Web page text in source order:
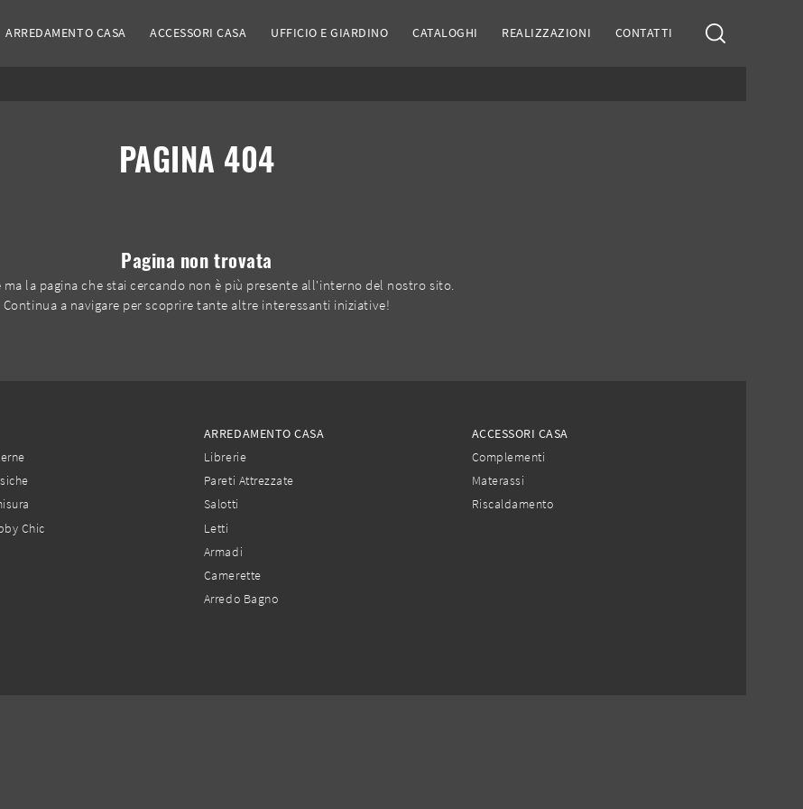
ARREDAMENTO CASA ACCESSORI CASA UFFICIO E GIARDINO CATALOGHI REALIZZAZIONI CONTATTI
PAGINA 404
Pagina non trovata
ma la pagina che stai cercando non è più presente all'interno del nostro sito.
Continua a navigare per scoprire tante altre interessanti iniziative!
Chic
ARREDAMENTO CASA
Librerie
Pareti Attrezzate
Salotti
Letti
Armadi
Camerette
Arredo Bagno
ACCESSORI CASA
Complementi
Materassi
Riscaldamento